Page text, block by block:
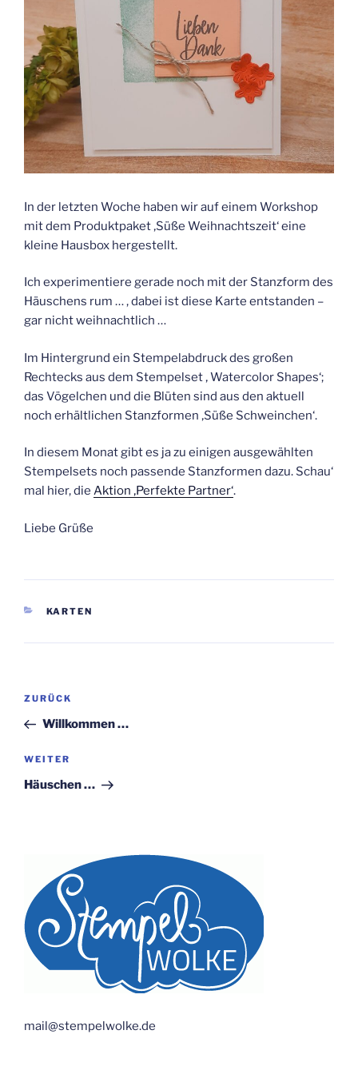
In der letzten Woche haben wir auf einem Workshop
mit dem Produktpaket ‚Süße Weihnachtszeit‘ eine
kleine Hausbox hergestellt.
Ich experimentiere gerade noch mit der Stanzform des
Häuschens rum … , dabei ist diese Karte entstanden –
gar nicht weihnachtlich …
Im Hintergrund ein Stempelabdruck des großen
Rechtecks aus dem Stempelset ‚ Watercolor Shapes‘;
das Vögelchen und die Blüten sind aus den aktuell
noch erhältlichen Stanzformen ‚Süße Schweinchen‘.
In diesem Monat gibt es ja zu einigen ausgewählten
Stempelsets noch passende Stanzformen dazu. Schau‘
mal hier, die Aktion ‚Perfekte Partner‘.
Liebe Grüße
KATEGORIEN
KARTEN
Beitragsnavigation
Vorheriger
Beitrag
ZURÜCK
Willkommen …
Nächster
Beitrag
WEITER
Häuschen …
mail@stempelwolke.de